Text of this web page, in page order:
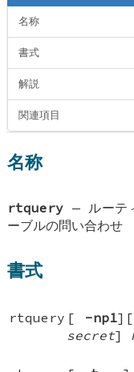
名称
書式
解説
関連項目
名称
rtquery — ルーテ
ーブルの問い合わせ
書式
rtquery [ -np1][
secret]